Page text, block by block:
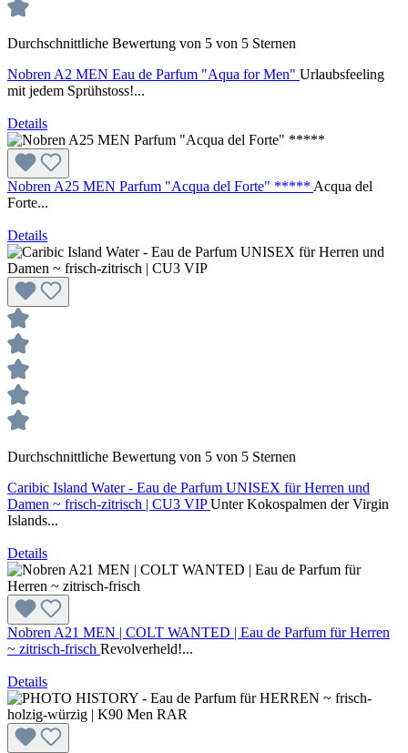
Durchschnittliche Bewertung von 5 von 5 Sternen
Nobren A2 MEN Eau de Parfum "Aqua for Men" Urlaubsfeeling
mit jedem Sprühstoss!...
Details
Nobren A25 MEN Parfum "Acqua del Forte" ***** Acqua del
Forte...
Details
Durchschnittliche Bewertung von 5 von 5 Sternen
Caribic Island Water - Eau de Parfum UNISEX für Herren und
Damen ~ frisch-zitrisch | CU3 VIPUnter Kokospalmen der Virgin
Islands...
Details
Nobren A21 MEN | COLT WANTED | Eau de Parfum für Herren
~ zitrisch-frisch Revolverheld!...
Details